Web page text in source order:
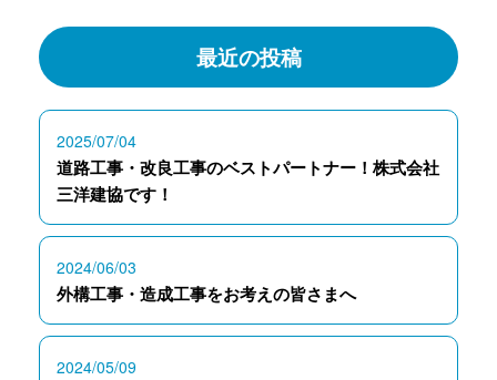
最近の投稿
2025/07/04
道路工事・改良工事のベストパートナー！株式会社
三洋建協です！
2024/06/03
外構工事・造成工事をお考えの皆さまへ
2024/05/09